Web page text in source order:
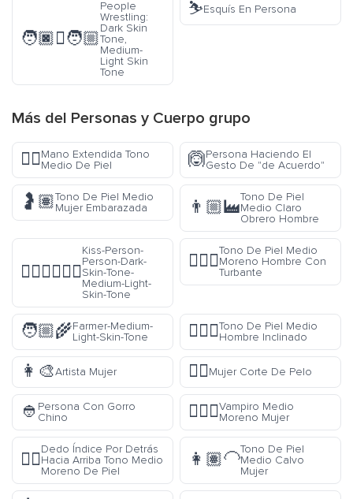
🧑🏿‍🫯‍🧑🏼
People
Wrestling:
Dark Skin
Tone,
Medium-
Light Skin
Tone
⛷️Esquís En Persona
Más del Personas y Cuerpo grupo
🖐🏽Mano Extendida Tono
Medio De Piel
🙆Persona Haciendo El
Gesto De "de Acuerdo"
🤰🏽Tono De Piel Medio
Mujer Embarazada
👨🏼‍🏭
Tono De Piel
Medio Claro
Obrero Hombre
🧑🏿‍❤️‍💋‍🧑🏼
Kiss-Person-
Person-Dark-
Skin-Tone-
Medium-Light-
Skin-Tone
👳🏾‍♂️
Tono De Piel Medio
Moreno Hombre Con
Turbante
🧑🏼‍🌾Farmer-Medium-
Light-Skin-Tone
🙇🏽‍♂️Tono De Piel Medio
Hombre Inclinado
👩‍🎨Artista Mujer 💇‍♀️Mujer Corte De Pelo
👲 Persona Con Gorro
Chino
🧛🏾‍♀️Vampiro Medio
Moreno Mujer
👆🏾
Dedo Índice Por Detrás
Hacia Arriba Tono Medio
Moreno De Piel
👩🏽‍🦲
Tono De Piel
Medio Calvo
Mujer